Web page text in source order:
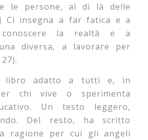
le persone, al di là delle
Ci insegna a far fatica e a
la realtà e a
diversa, a lavorare per
libro adatto a tutti e, in
chi vive o sperimenta
Un testo leggero,
Del resto, ha scritto
ragione per cui gli angeli